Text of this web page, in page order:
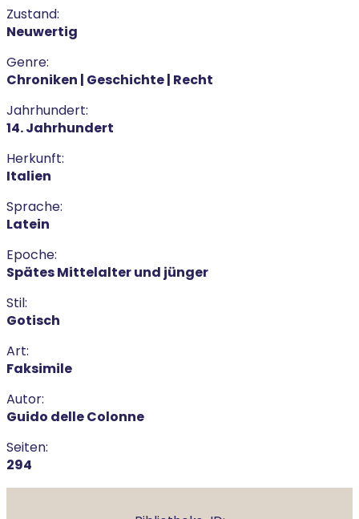
Zustand:
Neuwertig
Genre:
Chroniken | Geschichte | Recht
Jahrhundert:
14. Jahrhundert
Herkunft:
Italien
Sprache:
Latein
Epoche:
Spätes Mittelalter und jünger
Stil:
Gotisch
Art:
Faksimile
Autor:
Guido delle Colonne
Seiten:
294